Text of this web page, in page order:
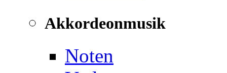
Akkordeonmusik
Noten